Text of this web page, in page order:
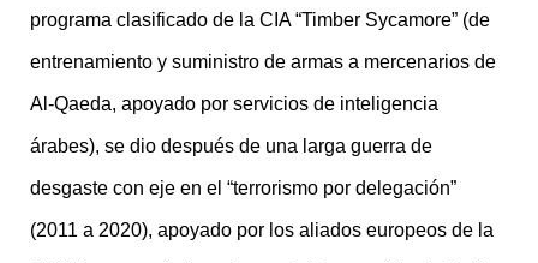
programa clasificado de la CIA “Timber Sycamore” (de
entrenamiento y suministro de armas a mercenarios de
Al-Qaeda, apoyado por servicios de inteligencia
árabes), se dio después de una larga guerra de
desgaste con eje en el “terrorismo por delegación”
(2011 a 2020), apoyado por los aliados europeos de la